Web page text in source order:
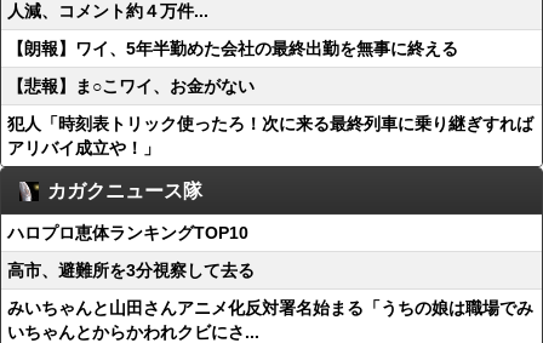
人減、コメント約４万件...
【朗報】ワイ、5年半勤めた会社の最終出勤を無事に終える
【悲報】ま○こワイ、お金がない
犯人「時刻表トリック使ったろ！次に来る最終列車に乗り継ぎすれば
アリバイ成立や！」
カガクニュース隊
ハロプロ恵体ランキングTOP10
高市、避難所を3分視察して去る
みいちゃんと山田さんアニメ化反対署名始まる「うちの娘は職場でみ
いちゃんとからかわれクビにさ...